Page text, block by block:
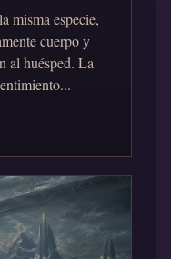
misma especie,
cuerpo y
al huésped. La